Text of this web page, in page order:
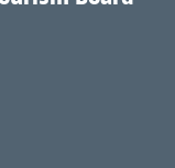
protection
exhibition of
Exhibition - 7